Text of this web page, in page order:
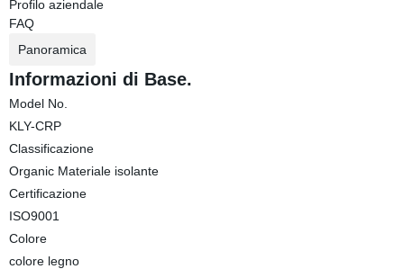
Profilo aziendale
FAQ
Panoramica
Informazioni di Base.
Model No.
KLY-CRP
Classificazione
Organic Materiale isolante
Certificazione
ISO9001
Colore
colore legno